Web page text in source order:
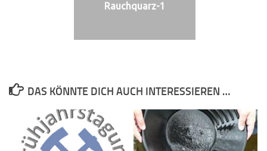
Rauchquarz-1
DAS KÖNNTE DICH AUCH INTERESSIEREN …